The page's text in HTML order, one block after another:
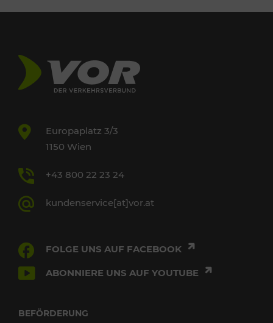
Europaplatz 3/3
1150 Wien
+43 800 22 23 24
kundenservice[at]vor.at
FOLGE UNS AUF FACEBOOK
ABONNIERE UNS AUF YOUTUBE
BEFÖRDERUNG